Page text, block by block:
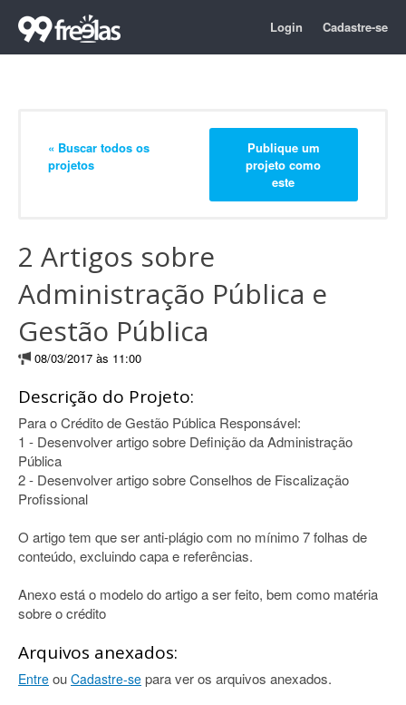
Login Cadastre-se
« Buscar todos os
projetos
Publique um
projeto como
este
2 Artigos sobre
Administração Pública e
Gestão Pública
08/03/2017 às 11:00
Descrição do Projeto:
Para o Crédito de Gestão Pública Responsável:
1 - Desenvolver artigo sobre Definição da Administração
Pública
2 - Desenvolver artigo sobre Conselhos de Fiscalização
Profissional
O artigo tem que ser anti-plágio com no mínimo 7 folhas de
conteúdo, excluindo capa e referências.
Anexo está o modelo do artigo a ser feito, bem como matéria
sobre o crédito
Arquivos anexados:
Entre ou Cadastre-se para ver os arquivos anexados.